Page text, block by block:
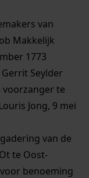
van
Makkelijk
1773
Seylder
voorzanger te
Jong, 9 mei
van de
te Oost-
benoeming